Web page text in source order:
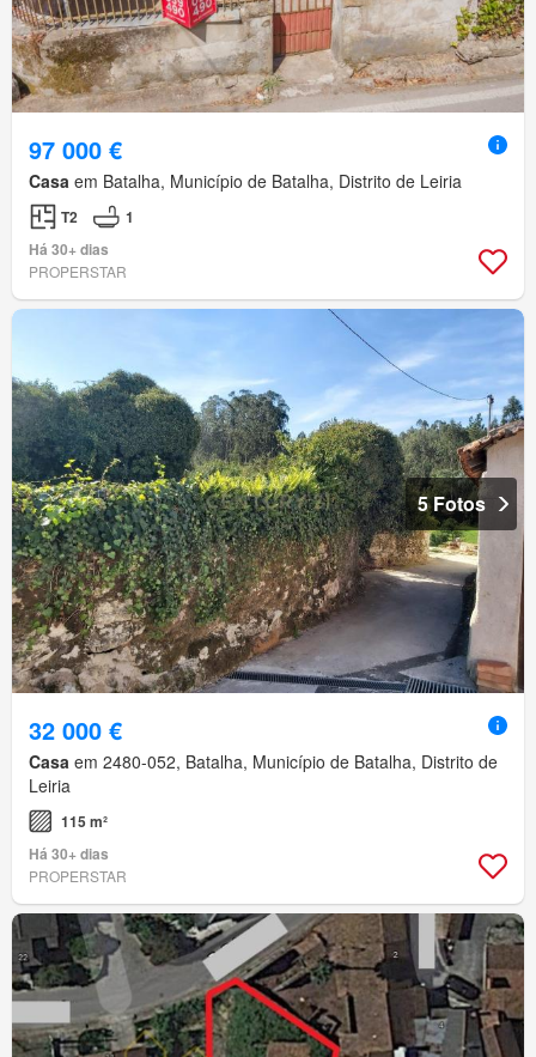
97 000 €
Casa em Batalha, Município de Batalha, Distrito de Leiria
T2
1
Há 30+ dias
PROPERSTAR
5 Fotos
32 000 €
Casa em 2480-052, Batalha, Município de Batalha, Distrito de
Leiria
115 m²
Há 30+ dias
PROPERSTAR